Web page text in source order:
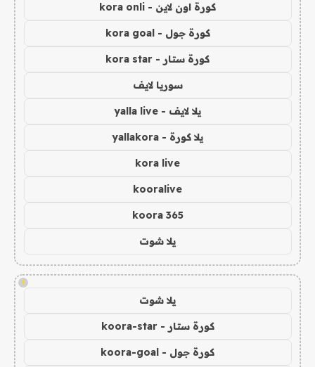
كورة اون لاين - kora onli
كورة جول - kora goal
كورة ستار - kora star
سوريا لايف
يلا لايف - yalla live
يلا كورة - yallakora
kora live
kooralive
koora 365
يلا شوت
!
يلا شوت
كورة ستار - koora-star
كورة جول - koora-goal